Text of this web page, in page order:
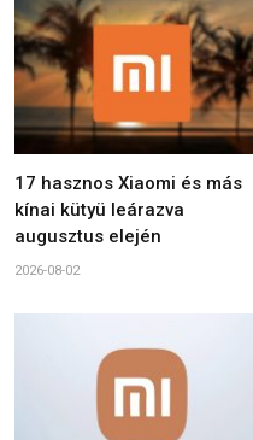
17 hasznos Xiaomi és más
kínai kütyü leárazva
augusztus elején
2026-08-02